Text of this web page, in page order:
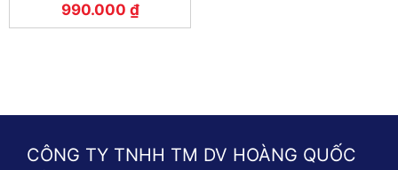
990.000 ₫
CÔNG TY TNHH TM DV HOÀNG QUỐC